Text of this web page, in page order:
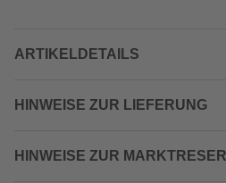
ARTIKELDETAILS
HINWEISE ZUR LIEFERUNG
HINWEISE ZUR